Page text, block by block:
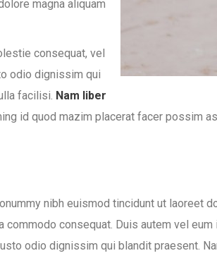
magna aliquam
consequat, vel
odio dignissim qui
facilisi. Nam liber
id quod mazim placerat facer possim
nibh euismod tincidunt ut laoreet
consequat. Duis autem vel
odio dignissim qui blandit praesent.